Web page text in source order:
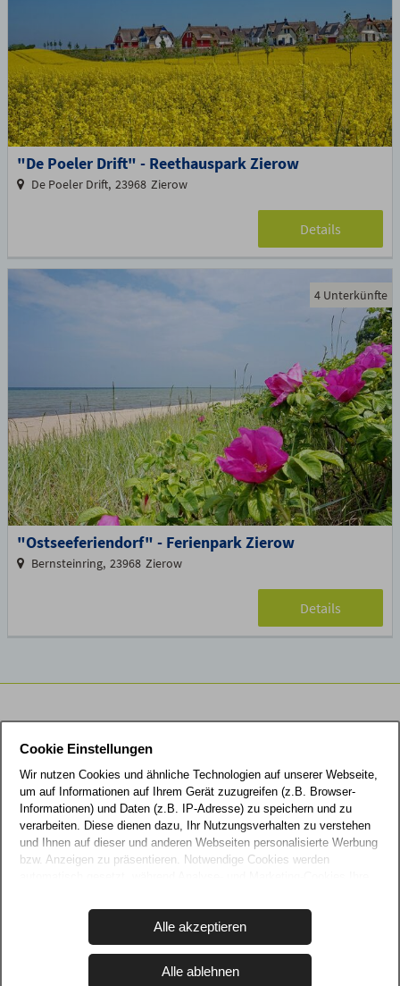
"De Poeler Drift" - Reethauspark Zierow
De Poeler Drift 23968 Zierow
Details
"Ostseeferiendorf" - Ferienpark Zierow
4 Unterkünfte
Bernsteinring 23968 Zierow
Details
Jetz buchen
038428 627714
Schreiben Sie uns
Cookie Einstellungen
Wir nutzen Cookies und ähnliche Technologien auf unserer Webseite,
um auf Informationen auf Ihrem Gerät zuzugreifen (z.B. Browser-
Informationen) und Daten (z.B. IP-Adresse) zu speichern und zu
verarbeiten. Diese dienen dazu, Ihr Nutzungsverhalten zu verstehen
und Ihnen auf dieser und anderen Webseiten personalisierte Werbung
bzw. Anzeigen zu präsentieren. Notwendige Cookies werden
USA, verarbeitet werden, wo Ihre Daten nicht mit den gleichen
Datenschutzstandards geschützt sind wie in der EU.
Ihre Einwilligung erteilen Sie mit "Alle akzeptieren" oder beschränken
auf notwendige Cookies mit "Alle ablehnen". Weitere Informationen
Alle ablehnen
Alle akzeptieren